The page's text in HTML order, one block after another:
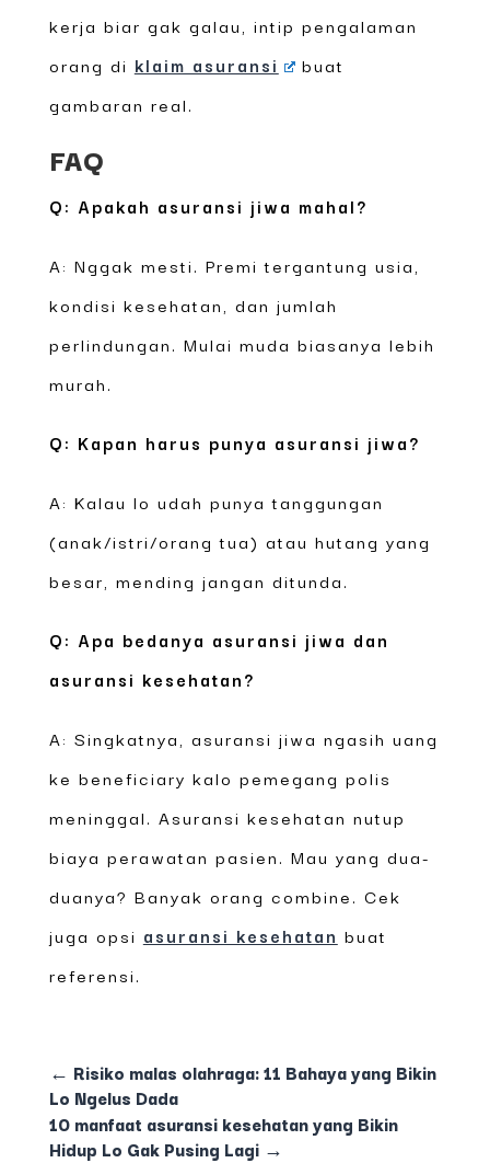
kerja biar gak galau, intip pengalaman
orang di klaim asuransi
buat
gambaran real.
FAQ
Q: Apakah asuransi jiwa mahal?
A: Nggak mesti. Premi tergantung usia,
kondisi kesehatan, dan jumlah
perlindungan. Mulai muda biasanya lebih
murah.
Q: Kapan harus punya asuransi jiwa?
A: Kalau lo udah punya tanggungan
(anak/istri/orang tua) atau hutang yang
besar, mending jangan ditunda.
Q: Apa bedanya asuransi jiwa dan
asuransi kesehatan?
A: Singkatnya, asuransi jiwa ngasih uang
ke beneficiary kalo pemegang polis
meninggal. Asuransi kesehatan nutup
biaya perawatan pasien. Mau yang dua-
duanya? Banyak orang combine. Cek
juga opsi asuransi kesehatan buat
referensi.
← Risiko malas olahraga: 11 Bahaya yang Bikin
Lo Ngelus Dada
10 manfaat asuransi kesehatan yang Bikin
Hidup Lo Gak Pusing Lagi→